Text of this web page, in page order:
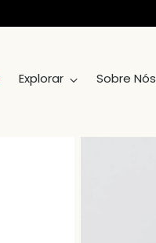
Explorar Sobre Nós